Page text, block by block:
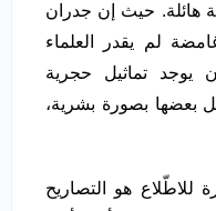
هائلة. حيث إن جدران
لم يقدر العلماء
يوجد تماثيل حجرية
بعضها بصورة بشرية،
للاطّلاع هو التصاريح